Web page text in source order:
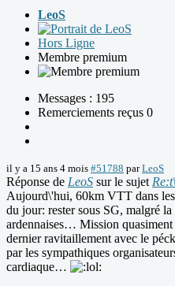
LeoS
Hors Ligne
Membre premium
Messages : 195
Remerciements reçus 0
il y a 15 ans 4 mois #51788 parLeoS
Réponse de LeoS sur le sujet
Aujourd\'hui, 60km VTT dans
du jour: rester sous SG, malgré
ardennaises… Mission
dernier ravitaillement avec le
par les sympathiques
cardiaque…